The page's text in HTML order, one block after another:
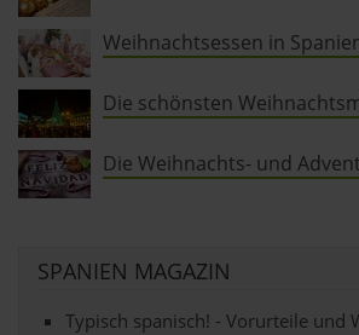
Abschnitt Einzelheiten
andalusien360.de verwendet Cookies
Einige von ihnen sind notwendig,
notwendig sind, jedoch helfen das
verbessern und wirtschaftlich zu
auf die Schaltfläche »Akzeptieren«
Einwilligung umfasst alle
Weihnachtsessen in
Die schönsten
Die Weihnachts- und
SPANIEN MAGAZIN
Typisch spanisch! - Vorurteile und